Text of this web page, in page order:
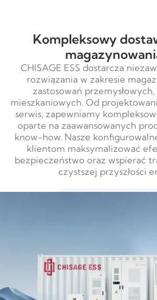
Kompleksowy
CHISAGE ESS dostarcza
rozwiązania w zakresie
zastosowań
mieszkaniowych. Od
serwis, zapewniamy
oparte na zaawansowanych
know-how. Nasze
klientom maksymalizować
bezpieczeństwo oraz wspierać
czystszej przyszłości